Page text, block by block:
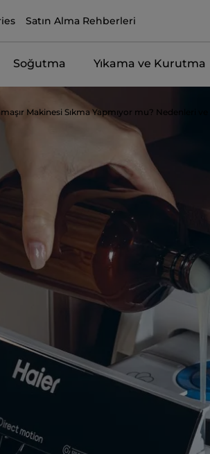
Satın Alma Rehberleri
Soğutma Yıkama ve Kurutma
Makinesi Sıkma Yapmıyor mu? Nedenleri ve